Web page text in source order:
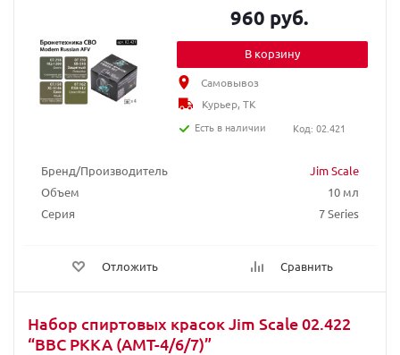
Бренд/Производитель
Jim Scale
Объем
10 мл
Серия
7 Series
Отложить Сравнить
960 руб.
В корзину
Самовывоз
Курьер, ТК
Есть в наличии
Код: 02.421
Набор спиртовых красок Jim Scale 02.422
“ВВС РККА (АМТ-4/6/7)”